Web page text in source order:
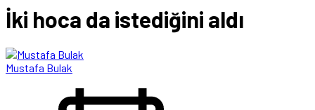
İki hoca da istediğini aldı
Mustafa Bulak